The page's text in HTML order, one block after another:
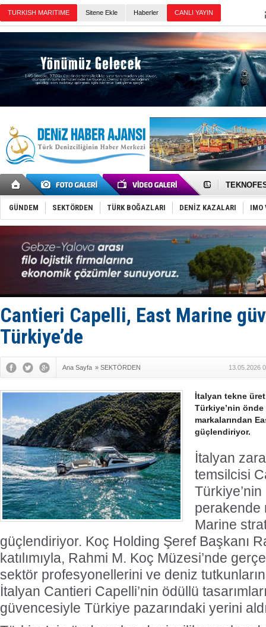
Sitene Ekle Haberler
TAYK -
İstanbul
Tersane
İngiliz
FESCO,
DESE,
35 milyon
İnsansız
Yüzyıl
Anadolu
Derince,
Tüpraş,
GÜNDEM SEKTÖRDEN TÜRK BOĞAZLARI DENİZ KAZALARI IMO
Cantieri Capelli, East Marine
Türkiye’de
Ana Sayfa » SEKTÖRDEN 13.05.2026
İtalyan tekne
Türkiye’nin
markalarından
güçlendiriyor.
İtalyan
temsilcisi
perakende
Marine
güçlendiriyor. Koç Holding Şeref Başkanı
katılımıyla, Rahmi M. Koç Müzesi’nde
sektör profesyonellerini ve deniz
İtalyan Cantieri Capelli’nin ödüllü
güvencesiyle Türkiye pazarındaki yerini